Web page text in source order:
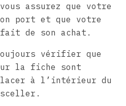
assurez que votre
port et que votre
de son achat.
vérifier que
la fiche sont
à l’intérieur du